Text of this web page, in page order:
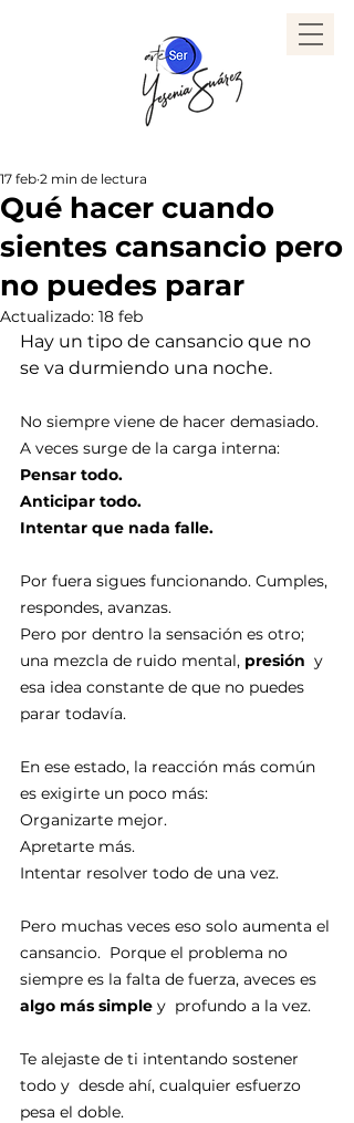
Qué hacer cuando
sientes cansancio pero
no puedes parar
17 feb 2 min de lectura
Actualizado: 18 feb
Hay un tipo de cansancio que no
se va durmiendo una noche.
No siempre viene de hacer demasiado.
A veces surge de la carga interna:
Pensar todo.
Anticipar todo.
Intentar que nada falle.
Por fuera sigues funcionando. Cumples,
respondes, avanzas.
Pero por dentro la sensación es otro;
una mezcla de ruido mental, presión y
esa idea constante de que no puedes
parar todavía.
En ese estado, la reacción más común
es exigirte un poco más:
Organizarte mejor.
Apretarte más.
Intentar resolver todo de una vez.
Pero muchas veces eso solo aumenta el
cansancio.  Porque el problema no
siempre es la falta de fuerza, aveces es
algo más simple y  profundo a la vez.
Te alejaste de ti intentando sostener
todo y  desde ahí, cualquier esfuerzo
pesa el doble.